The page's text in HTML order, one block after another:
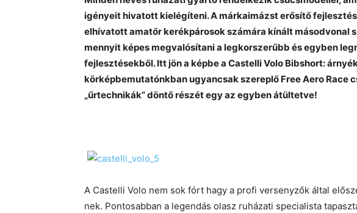
igényeit hivatott kielégíteni. A márkaimázst erősítő
elhívatott amatőr kerékpárosok számára kínált másodvonal
mennyit képes megvalósítani a legkorszerűbb és egyben
fejlesztésekből. Itt jön a képbe a Castelli Volo Bibshort:
körképbemutatónkban ugyancsak szereplő Free Aero Race
„űrtechnikák” döntő részét egy az egyben átültetve!
A Castelli Volo nem sok fórt hagy a profi versenyzők által
nek. Pontosabban a legendás olasz ruházati specialista